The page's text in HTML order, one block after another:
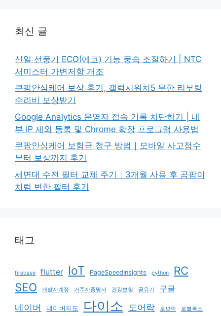
최신 글
신일 선풍기 ECO(에코) 기능 풍속 조절하기 | NTC
서미스터 가변저항 개조
쿠팡안심케어 보상 후기, 갤럭시워치5 무한 리부팅
수리비 보상받기
Google Analytics 운영자 접속 기록 차단하기 | 내
부 IP 제외 등록 및 Chrome 확장 프로그램 사용법
쿠팡안심케어 보험금 청구 방법｜모바일 사고접수
부터 보상까지 후기
세면대 수전 필터 교체 주기｜3개월 사용 후 곰팡이
처럼 변한 필터 후기
태그
firebase flutter IoT PageSpeedInsights python
RC
SEO
개발자계정 거주자증명서 건강보험 공유기 구글
네이버 네이버지도 다이소 도어락 로보락 로블록스